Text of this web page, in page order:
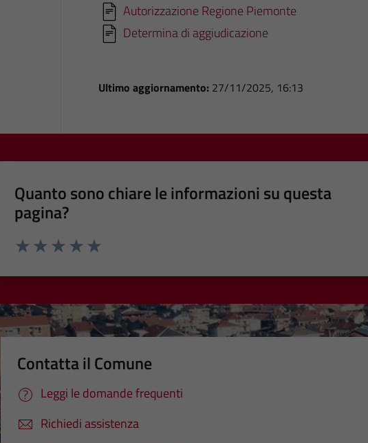
Autorizzazione Regione Piemonte
Determina di aggiudicazione
Ultimo aggiornamento: 27/11/2025, 16:13
Quanto sono chiare le informazioni su questa
pagina?
Contatta il Comune
Leggi le domande frequenti
Richiedi assistenza